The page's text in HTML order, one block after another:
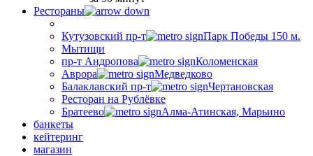
Рестораны
Кутузовский пр-т
Парк Победы 150 м.
Мытищи
пр-т Андропова
Коломенская
Аврора
Медведково
Балаклавский пр-т
Чертановская
Ресторан на Рублёвке
Братеево
Алма-Атинская, Марьино
банкеты
кейтеринг
магазин